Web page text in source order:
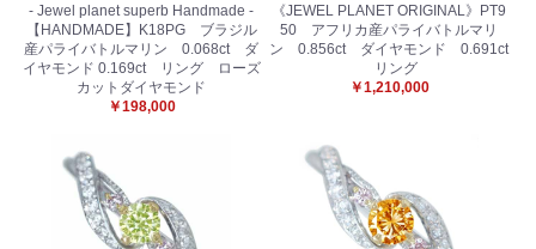
- Jewel planet superb Handmade -
【HANDMADE】K18PG ブラジル
産パライバトルマリン 0.068ct ダ
イヤモンド 0.169ct リング ローズ
カットダイヤモンド
￥198,000
《JEWEL PLANET ORIGINAL》PT9
50 アフリカ産パライバトルマリ
ン 0.856ct ダイヤモンド 0.691ct
リング
￥1,210,000